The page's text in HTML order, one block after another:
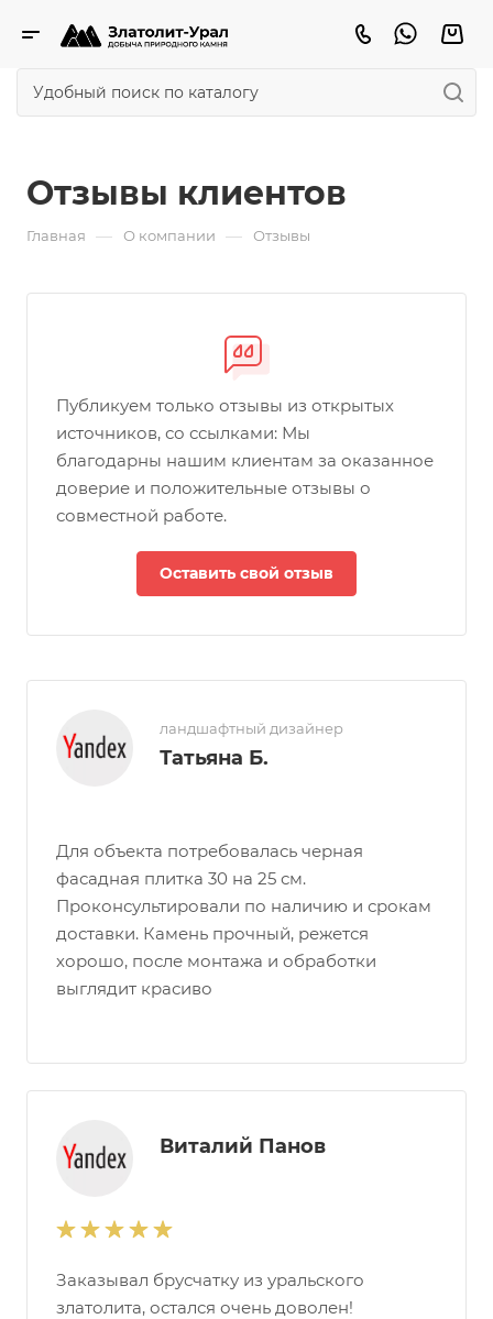
Отзывы клиентов
Главная — О компании — Отзывы
Публикуем только отзывы из открытых
источников, со ссылками: Мы
благодарны нашим клиентам за оказанное
доверие и положительные отзывы о
совместной работе.
Оставить свой отзыв
ландшафтный дизайнер
Татьяна Б.
Для объекта потребовалась черная
фасадная плитка 30 на 25 см.
Проконсультировали по наличию и срокам
доставки. Камень прочный, режется
хорошо, после монтажа и обработки
выглядит красиво
Виталий Панов
Заказывал брусчатку из уральского
златолита, остался очень доволен!